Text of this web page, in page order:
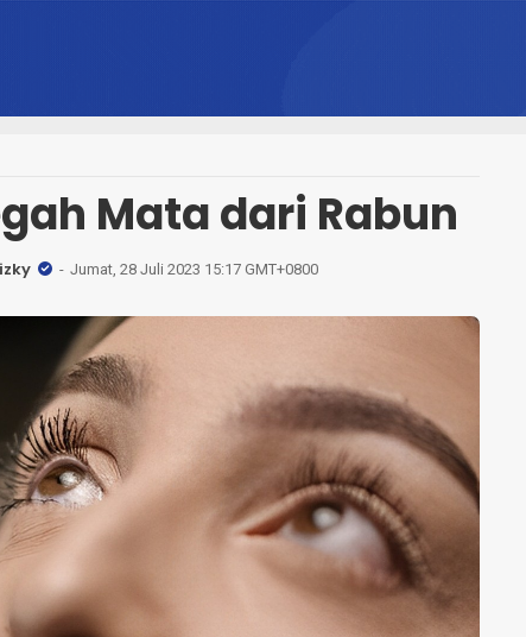
Mata dari Rabun
Jumat, 28 Juli 2023 15:17 GMT+0800